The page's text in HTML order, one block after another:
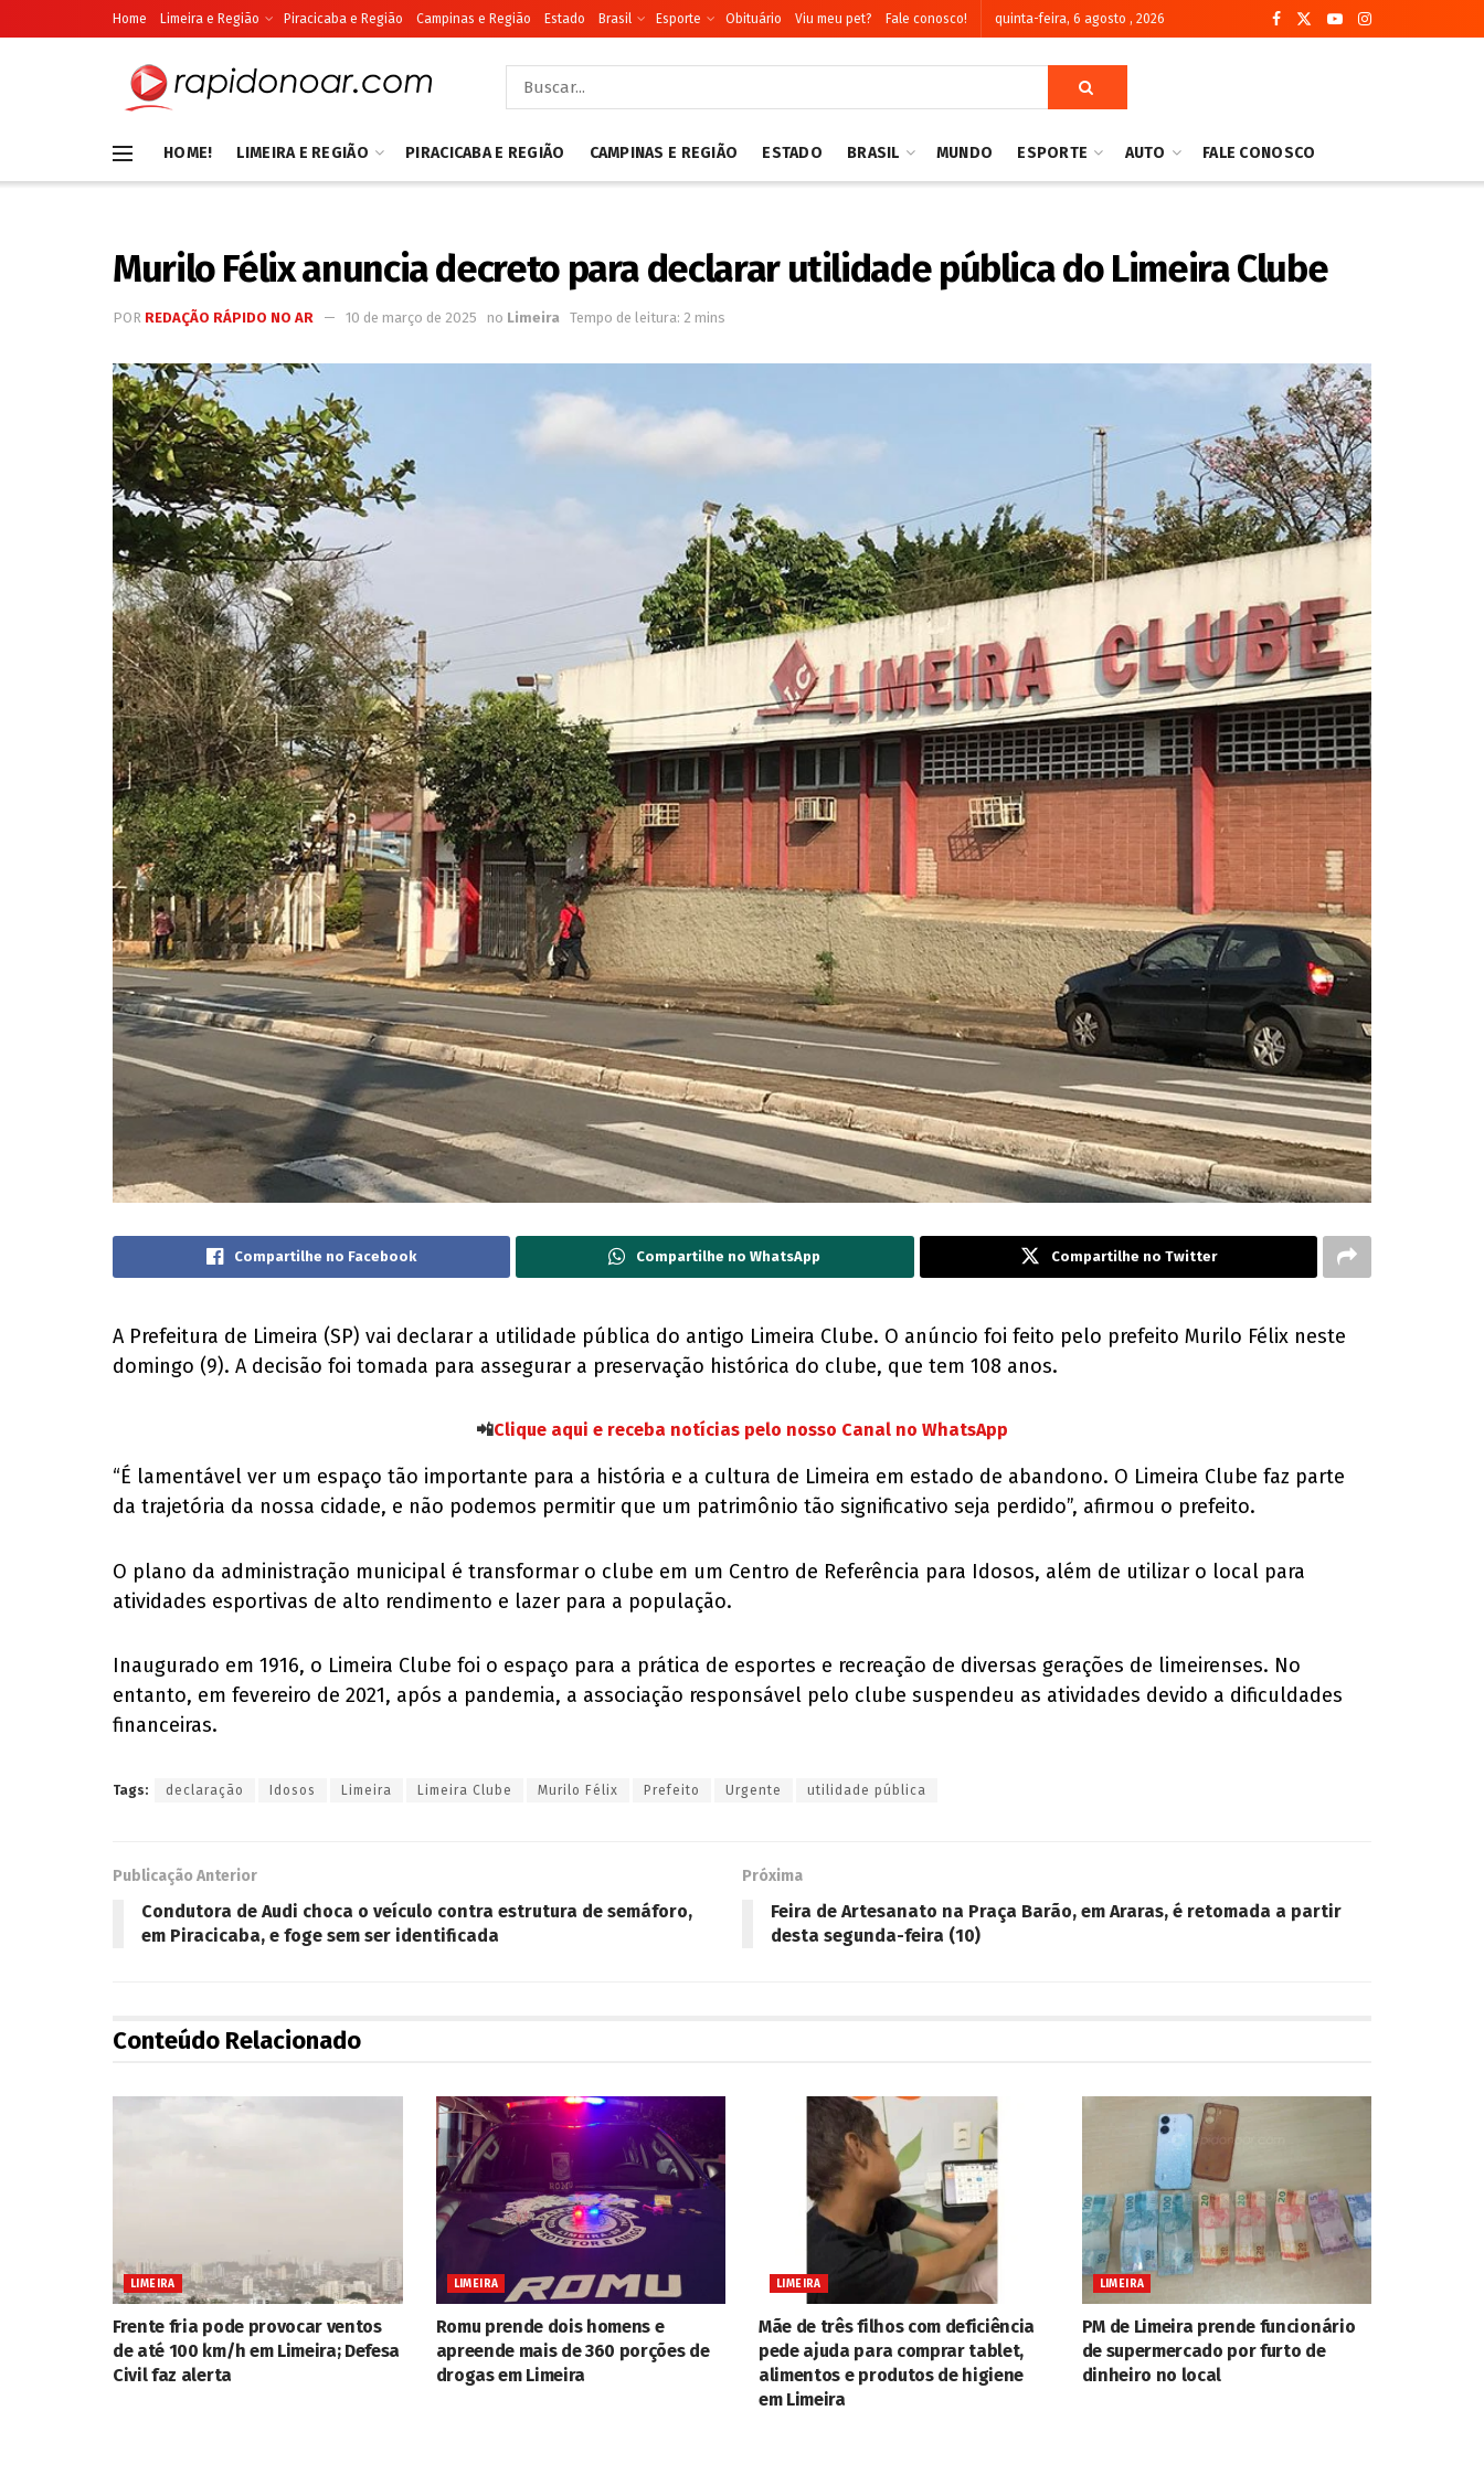
Home Limeira e Região Piracicaba e Região Campinas e Região Estado Brasil Esporte Obituário Viu meu pet? Fale conosco! quinta-feira, 6 agosto , 2026
HOME! LIMEIRA E REGIÃO PIRACICABA E REGIÃO CAMPINAS E REGIÃO ESTADO BRASIL MUNDO ESPORTE AUTO FALE CONOSCO
Murilo Félix anuncia decreto para declarar utilidade pública do Limeira Clube
POR REDAÇÃO RÁPIDO NO AR 10 de março de 2025 no Limeira Tempo de leitura: 2 mins
Compartilhe no Facebook Compartilhe no WhatsApp Compartilhe no Twitter
A Prefeitura de Limeira (SP) vai declarar a utilidade pública do antigo Limeira Clube. O anúncio foi feito pelo prefeito Murilo Félix neste
domingo (9). A decisão foi tomada para assegurar a preservação histórica do clube, que tem 108 anos.
📲Clique aqui e receba notícias pelo nosso Canal no WhatsApp
“É lamentável ver um espaço tão importante para a história e a cultura de Limeira em estado de abandono. O Limeira Clube faz parte
da trajetória da nossa cidade, e não podemos permitir que um patrimônio tão significativo seja perdido”, afirmou o prefeito.
O plano da administração municipal é transformar o clube em um Centro de Referência para Idosos, além de utilizar o local para
atividades esportivas de alto rendimento e lazer para a população.
Inaugurado em 1916, o Limeira Clube foi o espaço para a prática de esportes e recreação de diversas gerações de limeirenses. No
entanto, em fevereiro de 2021, após a pandemia, a associação responsável pelo clube suspendeu as atividades devido a dificuldades
financeiras.
Tags: declaração Idosos Limeira Limeira Clube Murilo Félix Prefeito Urgente utilidade pública
Publicação Anterior
Condutora de Audi choca o veículo contra estrutura de semáforo,
em Piracicaba, e foge sem ser identificada
Próxima
Feira de Artesanato na Praça Barão, em Araras, é retomada a partir
desta segunda-feira (10)
Conteúdo Relacionado
LIMEIRA
Frente fria pode provocar ventos
de até 100 km/h em Limeira; Defesa
Civil faz alerta
LIMEIRA
Romu prende dois homens e
apreende mais de 360 porções de
drogas em Limeira
LIMEIRA
Mãe de três filhos com deficiência
pede ajuda para comprar tablet,
alimentos e produtos de higiene
em Limeira
LIMEIRA
PM de Limeira prende funcionário
de supermercado por furto de
dinheiro no local